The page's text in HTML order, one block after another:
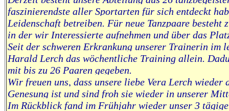
faszinierendste aller Sportarten für sich entdeckt
Leidenschaft betreiben. Für neue Tanzpaare besteht
in der wir Interessierte aufnehmen und über das
Seit der schweren Erkrankung unserer Trainerin im
Harald Lerch das wöchentliche Training allein.
mit bis zu 26 Paaren gegeben.
Wir freuen uns, dass unsere liebe Vera Lerch wieder
Genesung ist und sind froh sie wieder in unserer
Im Rückblick fand im Frühjahr wieder unser 3